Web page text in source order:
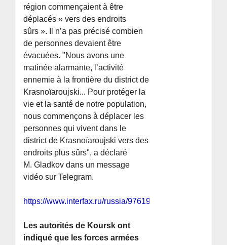
région commençaient à être
déplacés « vers des endroits
sûrs ». Il n’a pas précisé combien
de personnes devaient être
évacuées. "Nous avons une
matinée alarmante, l’activité
ennemie à la frontière du district de
Krasnoïaroujski... Pour protéger la
vie et la santé de notre population,
nous commençons à déplacer les
personnes qui vivent dans le
district de Krasnoïaroujski vers des
endroits plus sûrs", a déclaré
M. Gladkov dans un message
vidéo sur Telegram.
https://www.interfax.ru/russia/976192
Les autorités de Koursk ont
indiqué que les forces armées